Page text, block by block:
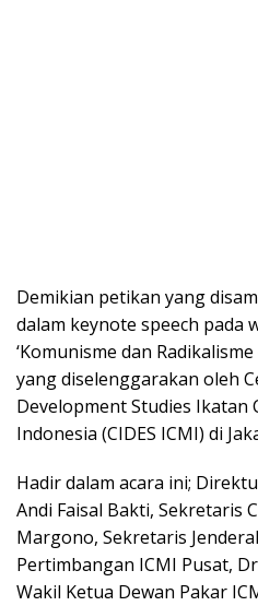
Demikian petikan yang
dalam keynote speech pada
‘Komunisme dan
yang diselenggarakan oleh
Development Studies Ikatan
Indonesia (CIDES ICMI) di
Hadir dalam acara ini;
Andi Faisal Bakti, Sekretaris
Margono, Sekretaris
Pertimbangan ICMI Pusat,
Wakil Ketua Dewan Pakar